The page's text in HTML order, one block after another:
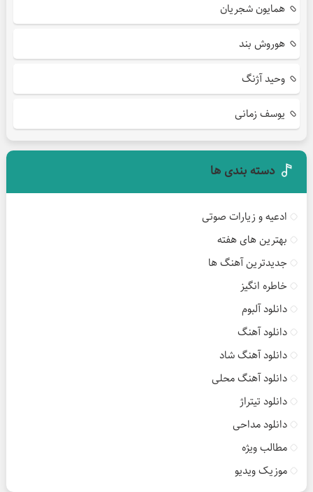
همایون شجریان
هوروش بند
وحید آژنگ
یوسف زمانی
دسته بندی ها
ادعیه و زیارات صوتی
بهترین های هفته
جدیدترین آهنگ ها
خاطره انگیز
دانلود آلبوم
دانلود آهنگ
دانلود آهنگ شاد
دانلود آهنگ محلی
دانلود تیتراژ
دانلود مداحی
مطالب ویژه
موزیک ویدیو